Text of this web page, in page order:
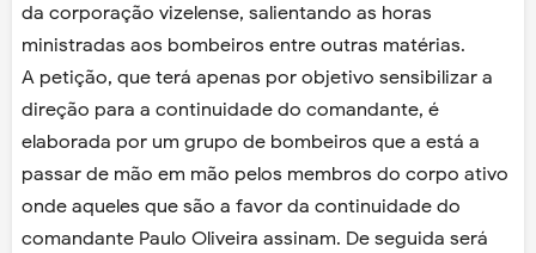
da corporação vizelense, salientando as horas
ministradas aos bombeiros entre outras matérias.
A petição, que terá apenas por objetivo sensibilizar a
direção para a continuidade do comandante, é
elaborada por um grupo de bombeiros que a está a
passar de mão em mão pelos membros do corpo ativo
onde aqueles que são a favor da continuidade do
comandante Paulo Oliveira assinam. De seguida será